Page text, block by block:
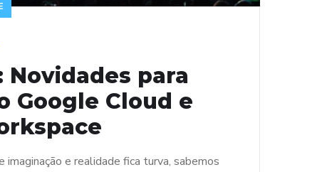
Novidades para
Google Cloud e
imaginação e realidade fica turva, sabemos